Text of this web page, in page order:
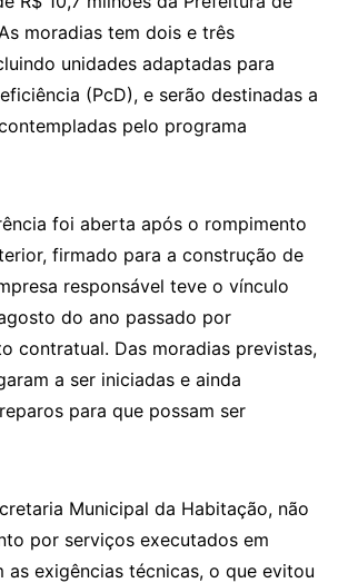
moradias tem dois e três
unidades adaptadas para
(PcD), e serão destinadas a
pelo programa
foi aberta após o rompimento
firmado para a construção de
responsável teve o vínculo
do ano passado por
contratual. Das moradias previstas,
a ser iniciadas e ainda
para que possam ser
Municipal da Habitação, não
por serviços executados em
as exigências técnicas, o que evitou